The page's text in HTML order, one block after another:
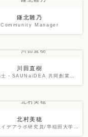
鎌北雛乃
Community Manager
川田直樹
北村美穂
株式会社イデアラボ研究員/早稲田大学 高等研究所 招聘研究員